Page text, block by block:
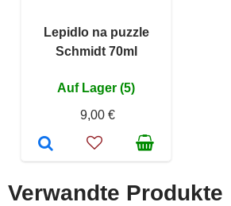
Lepidlo na puzzle
Schmidt 70ml
Auf Lager (5)
9,00 €
Verwandte Produkte